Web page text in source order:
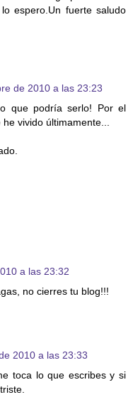
espero.Un fuerte saludo
de 2010 a las 23:23
que podría serlo! Por el
vivido últimamente...
a las 23:32
no cierres tu blog!!!
2010 a las 23:33
toca lo que escribes y si